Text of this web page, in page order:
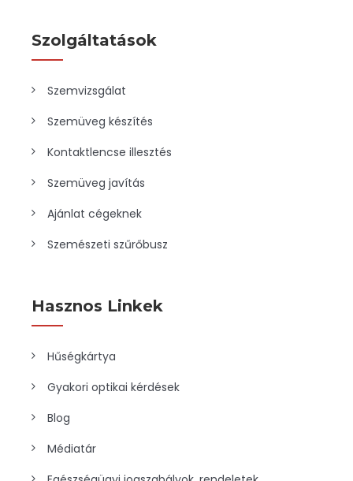
Szolgáltatások
Szemvizsgálat
Szemüveg készítés
Kontaktlencse illesztés
Szemüveg javítás
Ajánlat cégeknek
Szemészeti szűrőbusz
Hasznos Linkek
Hűségkártya
Gyakori optikai kérdések
Blog
Médiatár